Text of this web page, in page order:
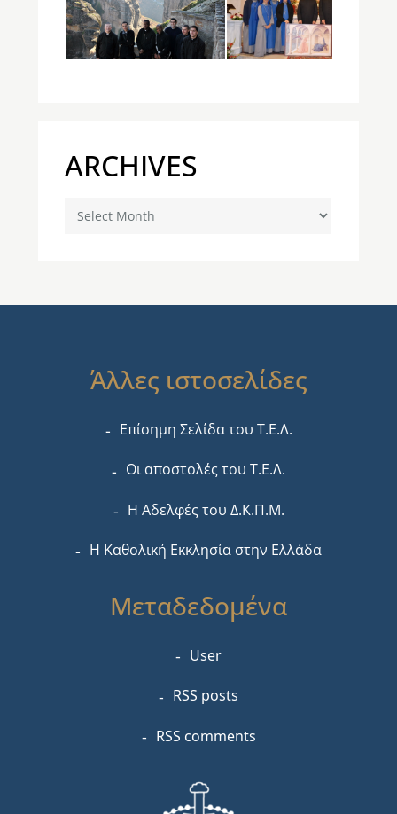
ARCHIVES
Archives
Άλλες ιστοσελίδες
Επίσημη Σελίδα του Τ.Ε.Λ.
Οι αποστολές του Τ.Ε.Λ.
Η Αδελφές του Δ.Κ.Π.Μ.
Η Καθολική Εκκλησία στην Ελλάδα
Μεταδεδομένα
User
RSS posts
RSS comments